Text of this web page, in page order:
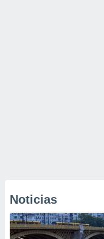
Noticias